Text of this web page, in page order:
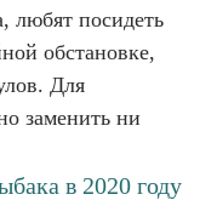
любят посидеть
обстановке,
Для
заменить ни
в 2020 году